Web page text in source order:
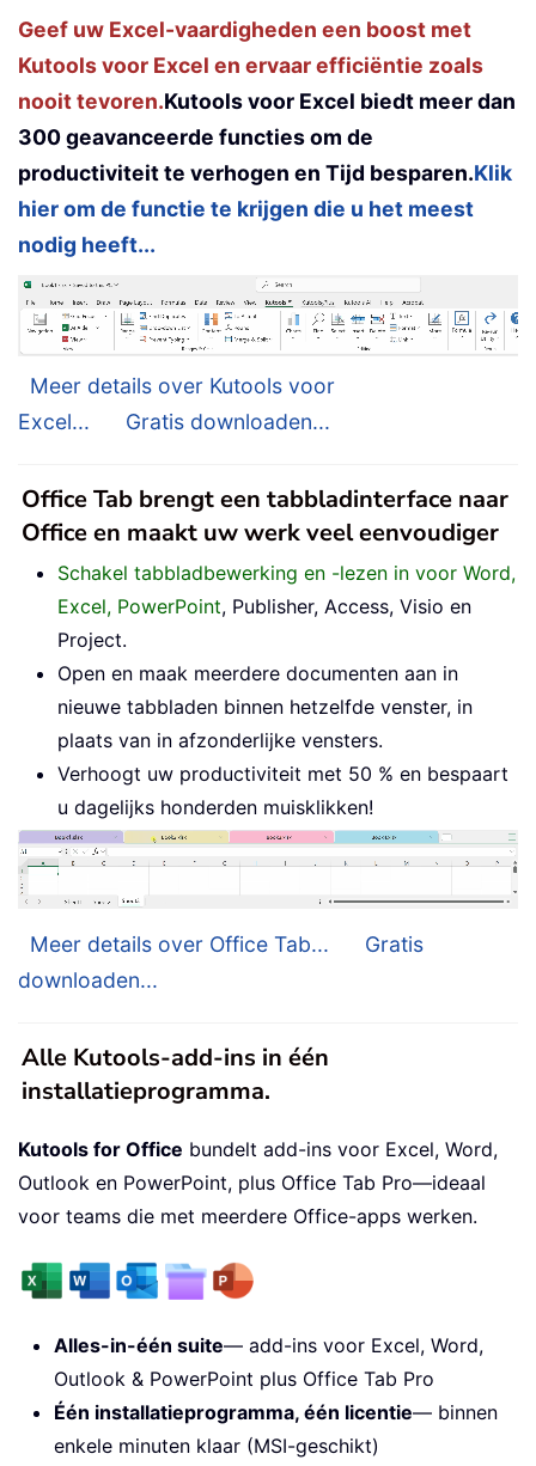
Geef uw Excel-vaardigheden een boost met
Kutools voor Excel en ervaar efficiëntie zoals
nooit tevoren.Kutools voor Excel biedt meer dan
300 geavanceerde functies om de
productiviteit te verhogen en Tijd besparen.Klik
hier om de functie te krijgen die u het meest
nodig heeft...
Meer details over Kutools voor
Excel...
Gratis downloaden...
Office Tab brengt een tabbladinterface naar
Office en maakt uw werk veel eenvoudiger
Schakel tabbladbewerking en -lezen in voor Word,
Excel, PowerPoint, Publisher, Access, Visio en
Project.
Open en maak meerdere documenten aan in
nieuwe tabbladen binnen hetzelfde venster, in
plaats van in afzonderlijke vensters.
Verhoogt uw productiviteit met 50 % en bespaart
u dagelijks honderden muisklikken!
Meer details over Office Tab...
Gratis
downloaden...
Alle Kutools-add-ins in één
installatieprogramma.
Kutools for Office bundelt add-ins voor Excel, Word,
Outlook en PowerPoint, plus Office Tab Pro—ideaal
voor teams die met meerdere Office-apps werken.
Alles-in-één suite— add-ins voor Excel, Word,
Outlook & PowerPoint plus Office Tab Pro
Één installatieprogramma, één licentie— binnen
enkele minuten klaar (MSI-geschikt)